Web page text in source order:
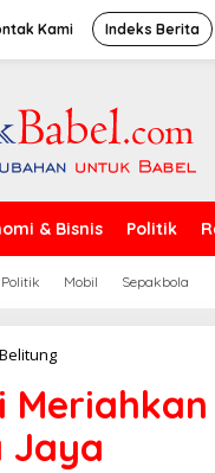
Kami Indeks Berita
& Bisnis Politik
Mobil Sepakbola
l
a
n
S
Jaya